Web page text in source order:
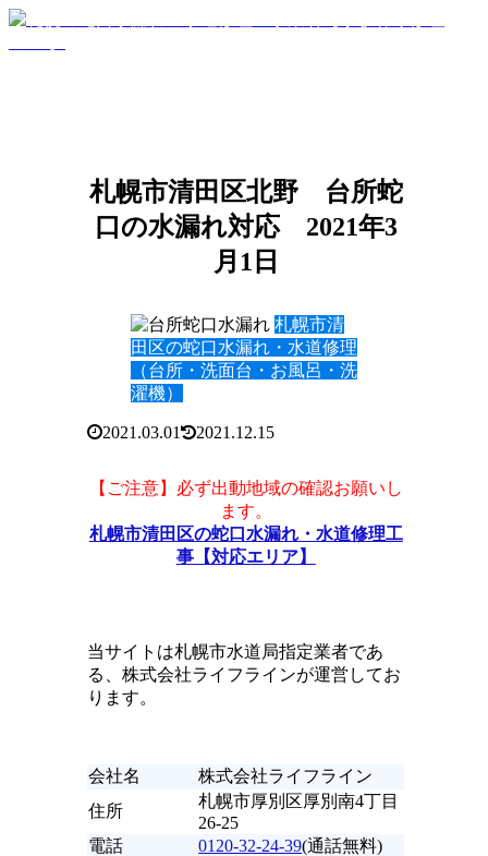
札幌市清田区北野 台所蛇
口の水漏れ対応 2021年3
月1日
札幌市清
田区の蛇口水漏れ・水道修理
（台所・洗面台・お風呂・洗
濯機）
2021.03.01 2021.12.15
【ご注意】必ず出動地域の確認お願いし
ます。
札幌市清田区の蛇口水漏れ・水道修理工
事【対応エリア】
当サイトは札幌市水道局指定業者であ
る、株式会社ライフラインが運営してお
ります。
会社名
株式会社ライフライン
住所
札幌市厚別区厚別南4丁目
26-25
電話
0120-32-24-39(通話無料)